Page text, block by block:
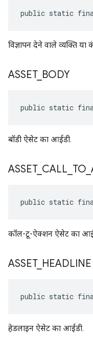
public static
विज्ञापन देने वाले व्यक्ति
ASSET_ BODY
public static
बॉडी ऐसेट का आईडी.
ASSET_ CALL TO
public static
कॉल-टू-ऐक्शन ऐसेट का
ASSET_ HEADLINE
public static
हेडलाइन ऐसेट का आईडी.